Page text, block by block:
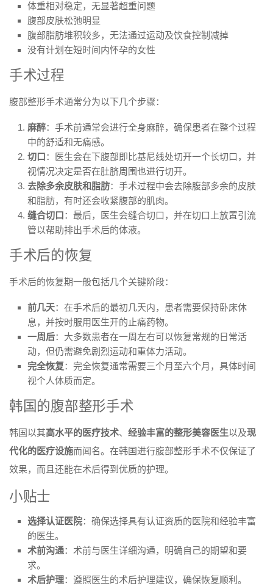
体重相对稳定，无显著超重问题
腹部皮肤松弛明显
腹部脂肪堆积较多，无法通过运动及饮食控制减掉
没有计划在短时间内怀孕的女性
手术过程
腹部整形手术通常分为以下几个步骤：
麻醉：手术前通常会进行全身麻醉，确保患者在整个过程
中的舒适和无痛感。
切口：医生会在下腹部即比基尼线处切开一个长切口，并
视情况决定是否在肚脐周围也进行切开。
去除多余皮肤和脂肪：手术过程中会去除腹部多余的皮肤
和脂肪，有时还会收紧腹部的肌肉。
缝合切口：最后，医生会缝合切口，并在切口上放置引流
管以帮助排出手术后的体液。
手术后的恢复
手术后的恢复期一般包括几个关键阶段：
前几天：在手术后的最初几天内，患者需要保持卧床休
息，并按时服用医生开的止痛药物。
一周后：大多数患者在一周左右可以恢复常规的日常活
动，但仍需避免剧烈运动和重体力活动。
完全恢复：完全恢复通常需要三个月至六个月，具体时间
视个人体质而定。
韩国的腹部整形手术
韩国以其高水平的医疗技术、 经验丰富的整形美容医生以及现
代化的医疗设施而闻名。在韩国进行腹部整形手术不仅保证了
效果，而且还能在术后得到优质的护理。
小贴士
选择认证医院：确保选择具有认证资质的医院和经验丰富
的医生。
术前沟通：术前与医生详细沟通，明确自己的期望和要
求。
术后护理：遵照医生的术后护理建议，确保恢复顺利。